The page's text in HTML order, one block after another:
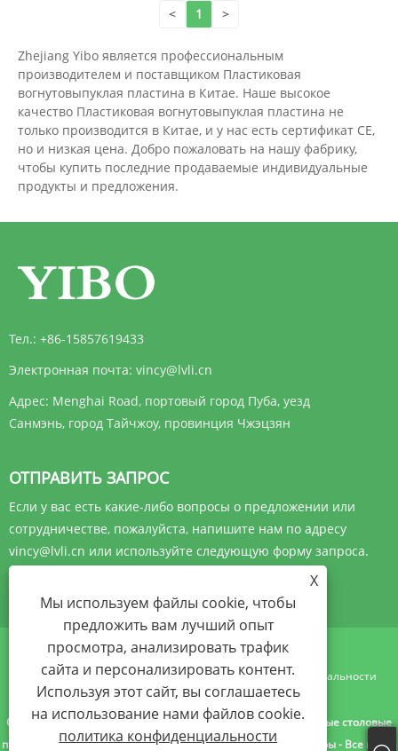
< 1 >
Zhejiang Yibo является профессиональным
производителем и поставщиком Пластиковая
вогнутовыпуклая пластина в Китае. Наше высокое
качество Пластиковая вогнутовыпуклая пластина не
только производится в Китае, и у нас есть сертификат CE,
но и низкая цена. Добро пожаловать на нашу фабрику,
чтобы купить последние продаваемые индивидуальные
продукты и предложения.
Тел.: +86-15857619433
Электронная почта: vincy@lvli.cn
Адрес: Menghai Road, портовый город Пуба, уезд
Санмэнь, город Тайчжоу, провинция Чжэцзян
ОТПРАВИТЬ ЗАПРОС
Если у вас есть какие-либо вопросы о предложении или
сотрудничестве, пожалуйста, напишите нам по адресу
vincy@lvli.cn или используйте следующую форму запроса.
Links Sitemap RSS XML политика конфиденциальности
Copyright © 2023 Zhejiang Yibo Technology Co., Ltd.- Пластиковые столовые
приборы, Пластиковые миски, Пластиковые столовые приборы - Все права
X
Мы используем файлы cookie, чтобы
предложить вам лучший опыт
просмотра, анализировать трафик
сайта и персонализировать контент.
Используя этот сайт, вы соглашаетесь
на использование нами файлов cookie.
политика конфиденциальности